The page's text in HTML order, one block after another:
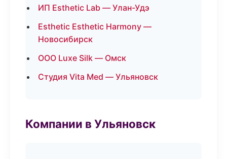
ИП Esthetic Lab — Улан-Удэ
Esthetic Esthetic Harmony —
Новосибирск
ООО Luxe Silk — Омск
Студия Vita Med — Ульяновск
Компании в Ульяновск